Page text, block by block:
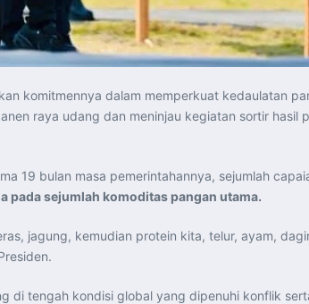
komitmennya dalam memperkuat kedaulatan
raya udang dan meninjau kegiatan sortir hasil
19 bulan masa pemerintahannya, sejumlah
pada sejumlah komoditas pangan utama.
jagung, kemudian protein kita, telur, ayam,
di tengah kondisi global yang dipenuhi konflik